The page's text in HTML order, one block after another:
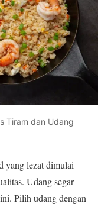
Tiram dan Udang
yang lezat dimulai
Udang segar
Pilih udang dengan